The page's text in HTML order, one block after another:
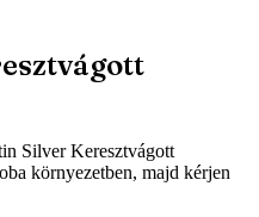
Silver Keresztvágott
környezetben, majd kérjen